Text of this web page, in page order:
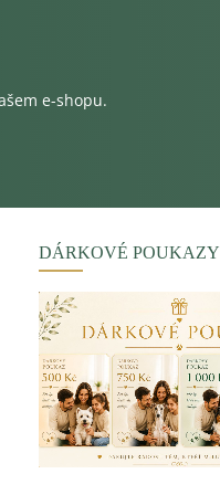
e-shopu.
DÁRKOVÉ POUKAZY